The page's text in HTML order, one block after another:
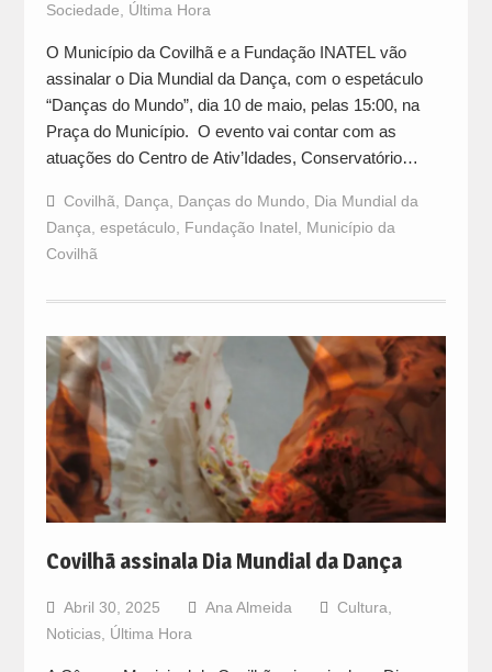
Sociedade
Última Hora
O Município da Covilhã e a Fundação INATEL vão
assinalar o Dia Mundial da Dança, com o espetáculo
“Danças do Mundo”, dia 10 de maio, pelas 15:00, na
Praça do Município. O evento vai contar com as
atuações do Centro de Ativ’Idades, Conservatório…
Covilhã Dança Danças do Mundo
Dia Mundial da
Dança espetáculo Fundação Inatel
Município da
Covilhã
Covilhã assinala Dia Mundial da Dança
Abril 30, 2025 Ana Almeida Cultura,
Noticias, Última Hora